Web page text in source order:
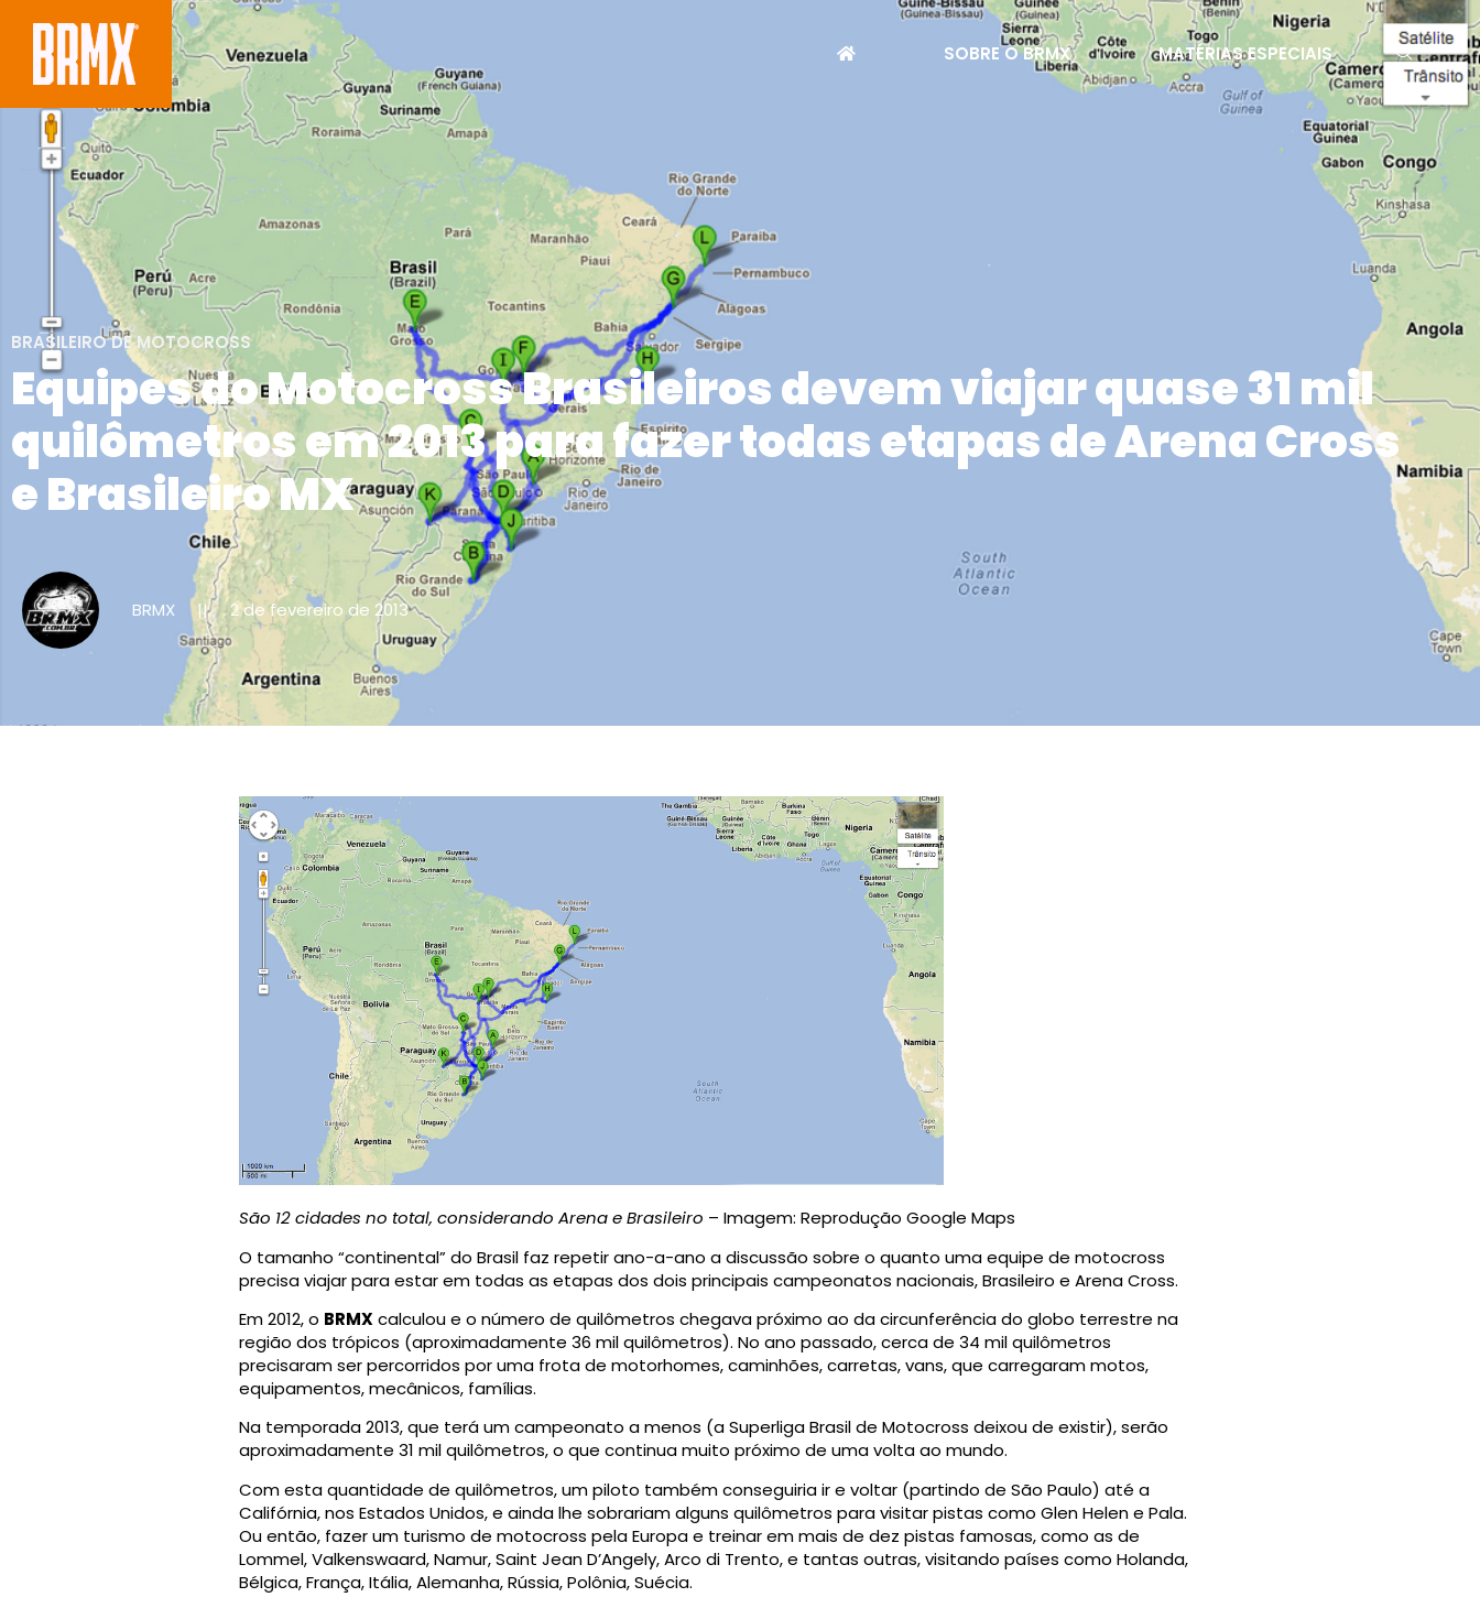
SOBRE O BRMX MATÉRIAS ESPECIAIS
BRASILEIRO DE MOTOCROSS
Equipes do Motocross Brasileiros devem viajar quase 31 mil
quilômetros em 2013 para fazer todas etapas de Arena Cross
e Brasileiro MX
BRMX || 2 de fevereiro de 2013
São 12 cidades no total, considerando Arena e Brasileiro – Imagem: Reprodução Google Maps
O tamanho “continental” do Brasil faz repetir ano-a-ano a discussão sobre o quanto uma equipe de motocross
precisa viajar para estar em todas as etapas dos dois principais campeonatos nacionais, Brasileiro e Arena Cross.
Em 2012, o BRMXcalculou e o número de quilômetros chegava próximo ao da circunferência do globo terrestre na
região dos trópicos (aproximadamente 36 mil quilômetros). No ano passado, cerca de 34 mil quilômetros
precisaram ser percorridos por uma frota de motorhomes, caminhões, carretas, vans, que carregaram motos,
equipamentos, mecânicos, famílias.
Na temporada 2013, que terá um campeonato a menos (a Superliga Brasil de Motocross deixou de existir), serão
aproximadamente 31 mil quilômetros, o que continua muito próximo de uma volta ao mundo.
Com esta quantidade de quilômetros, um piloto também conseguiria ir e voltar (partindo de São Paulo) até a
Califórnia, nos Estados Unidos, e ainda lhe sobrariam alguns quilômetros para visitar pistas como Glen Helen e Pala.
Ou então, fazer um turismo de motocross pela Europa e treinar em mais de dez pistas famosas, como as de
Lommel, Valkenswaard, Namur, Saint Jean D’Angely, Arco di Trento, e tantas outras, visitando países como Holanda,
Bélgica, França, Itália, Alemanha, Rússia, Polônia, Suécia.